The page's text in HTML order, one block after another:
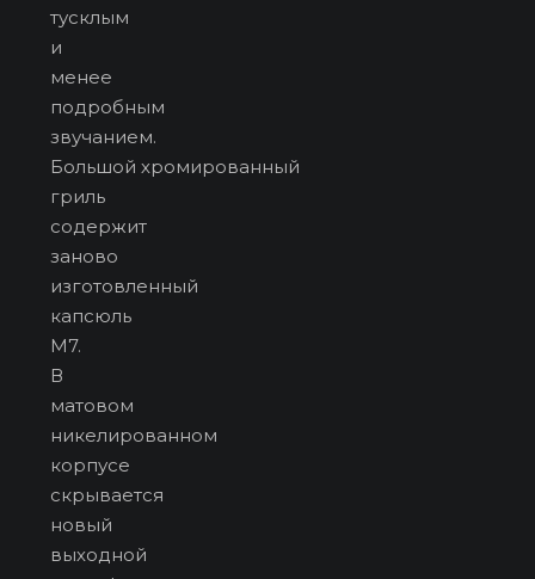
тусклым
и
менее
подробным
звучанием.
Большой хромированный
гриль
содержит
заново
изготовленный
капсюль
M7.
В
матовом
никелированном
корпусе
скрывается
новый
выходной